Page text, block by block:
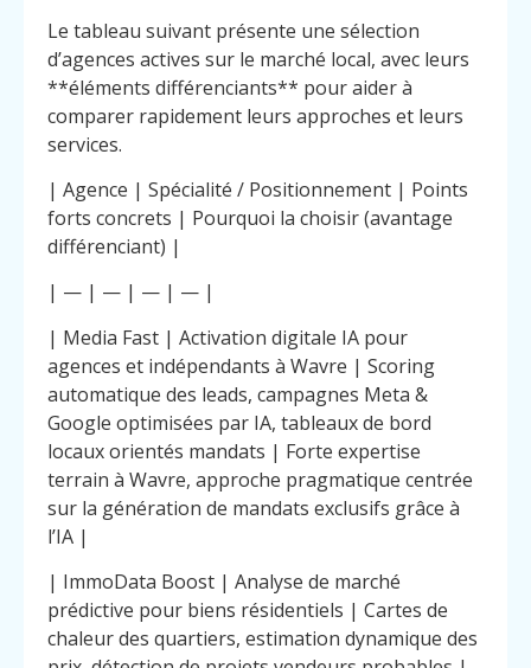
Le tableau suivant présente une sélection
d’agences actives sur le marché local, avec leurs
**éléments différenciants** pour aider à
comparer rapidement leurs approches et leurs
services.
| Agence | Spécialité / Positionnement | Points
forts concrets | Pourquoi la choisir (avantage
différenciant) |
| — | — | — | — |
| Media Fast | Activation digitale IA pour
agences et indépendants à Wavre | Scoring
automatique des leads, campagnes Meta &
Google optimisées par IA, tableaux de bord
locaux orientés mandats | Forte expertise
terrain à Wavre, approche pragmatique centrée
sur la génération de mandats exclusifs grâce à
l’IA |
| ImmoData Boost | Analyse de marché
prédictive pour biens résidentiels | Cartes de
chaleur des quartiers, estimation dynamique des